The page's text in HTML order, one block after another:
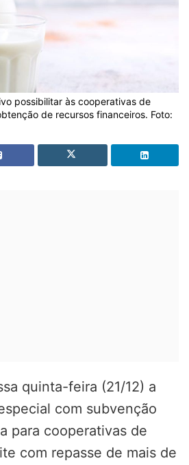
possibilitar às cooperativas de
de recursos financeiros. Foto:
quinta-feira (21/12) a
com subvenção
para cooperativas de
com repasse de mais de